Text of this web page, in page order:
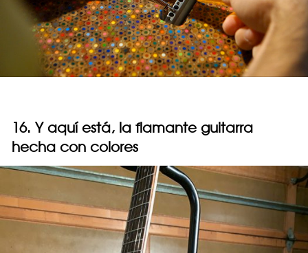
16. Y aquí está, la flamante guitarra
hecha con colores